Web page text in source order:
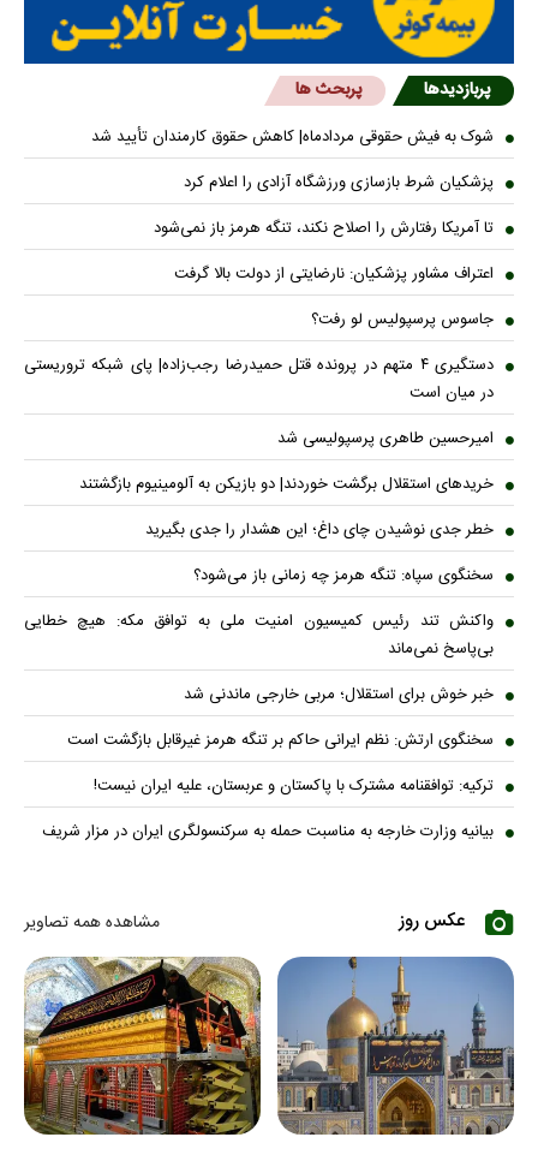
پربازدیدها پربحث ها
شوک به فیش حقوقی مردادماه| کاهش حقوق کارمندان تأیید شد
پزشکیان شرط بازسازی ورزشگاه آزادی را اعلام کرد
تا آمریکا رفتارش را اصلاح نکند، تنگه هرمز باز نمی‌شود
اعتراف مشاور پزشکیان: نارضایتی از دولت بالا گرفت
جاسوس پرسپولیس لو رفت؟
دستگیری ۴ متهم در پرونده قتل حمیدرضا رجب‌زاده| پای شبکه تروریستی
در میان است
امیرحسین طاهری پرسپولیسی شد
خریدهای استقلال برگشت خوردند| دو بازیکن به آلومینیوم بازگشتند
خطر جدی نوشیدن چای داغ؛ این هشدار را جدی بگیرید
سخنگوی سپاه: تنگه هرمز چه زمانی باز می‌شود؟
واکنش تند رئیس کمیسیون امنیت ملی به توافق مکه: هیچ خطایی
بی‌پاسخ نمی‌ماند
خبر خوش برای استقلال؛ مربی خارجی ماندنی شد
سخنگوی ارتش: نظم ایرانی حاکم بر تنگه هرمز غیرقابل بازگشت است
ترکیه: توافقنامه مشترک با پاکستان و عربستان، علیه ایران نیست!
بیانیه وزارت خارجه به مناسبت حمله به سرکنسولگری ایران در مزار شریف
عکس روز مشاهده همه تصاویر